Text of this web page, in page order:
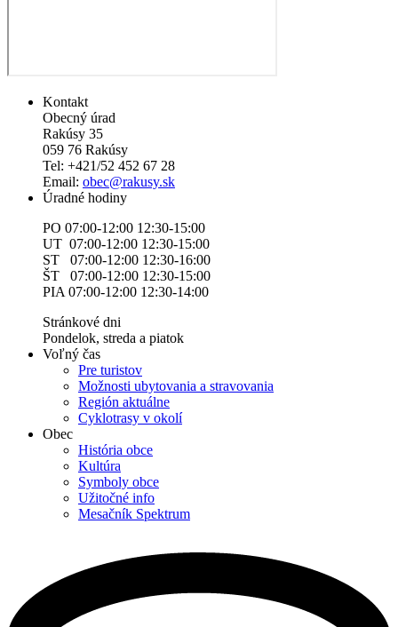
Kontakt
Obecný úrad
Rakúsy 35
059 76 Rakúsy
Tel: +421/52 452 67 28
Email: obec@rakusy.sk
Úradné hodiny
PO 07:00-12:00 12:30-15:00
UT 07:00-12:00 12:30-15:00
ST 07:00-12:00 12:30-16:00
ŠT 07:00-12:00 12:30-15:00
PIA 07:00-12:00 12:30-14:00
Stránkové dni
Pondelok, streda a piatok
Voľný čas
Pre turistov
Možnosti ubytovania a stravovania
Región aktuálne
Cyklotrasy v okolí
Obec
História obce
Kultúra
Symboly obce
Užitočné info
Mesačník Spektrum